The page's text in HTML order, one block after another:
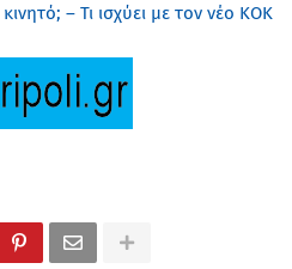
– Τι ισχύει με τον νέο ΚΟΚ